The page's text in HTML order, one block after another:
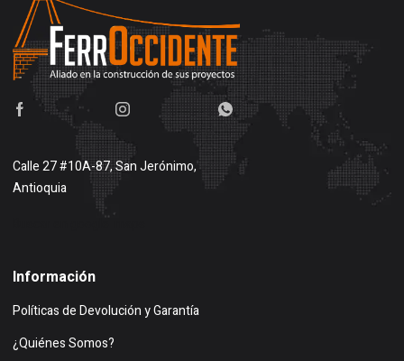
Calle 27 #10A-87, San Jerónimo,
Antioquia
Información
Políticas de Devolución y Garantía
¿Quiénes Somos?